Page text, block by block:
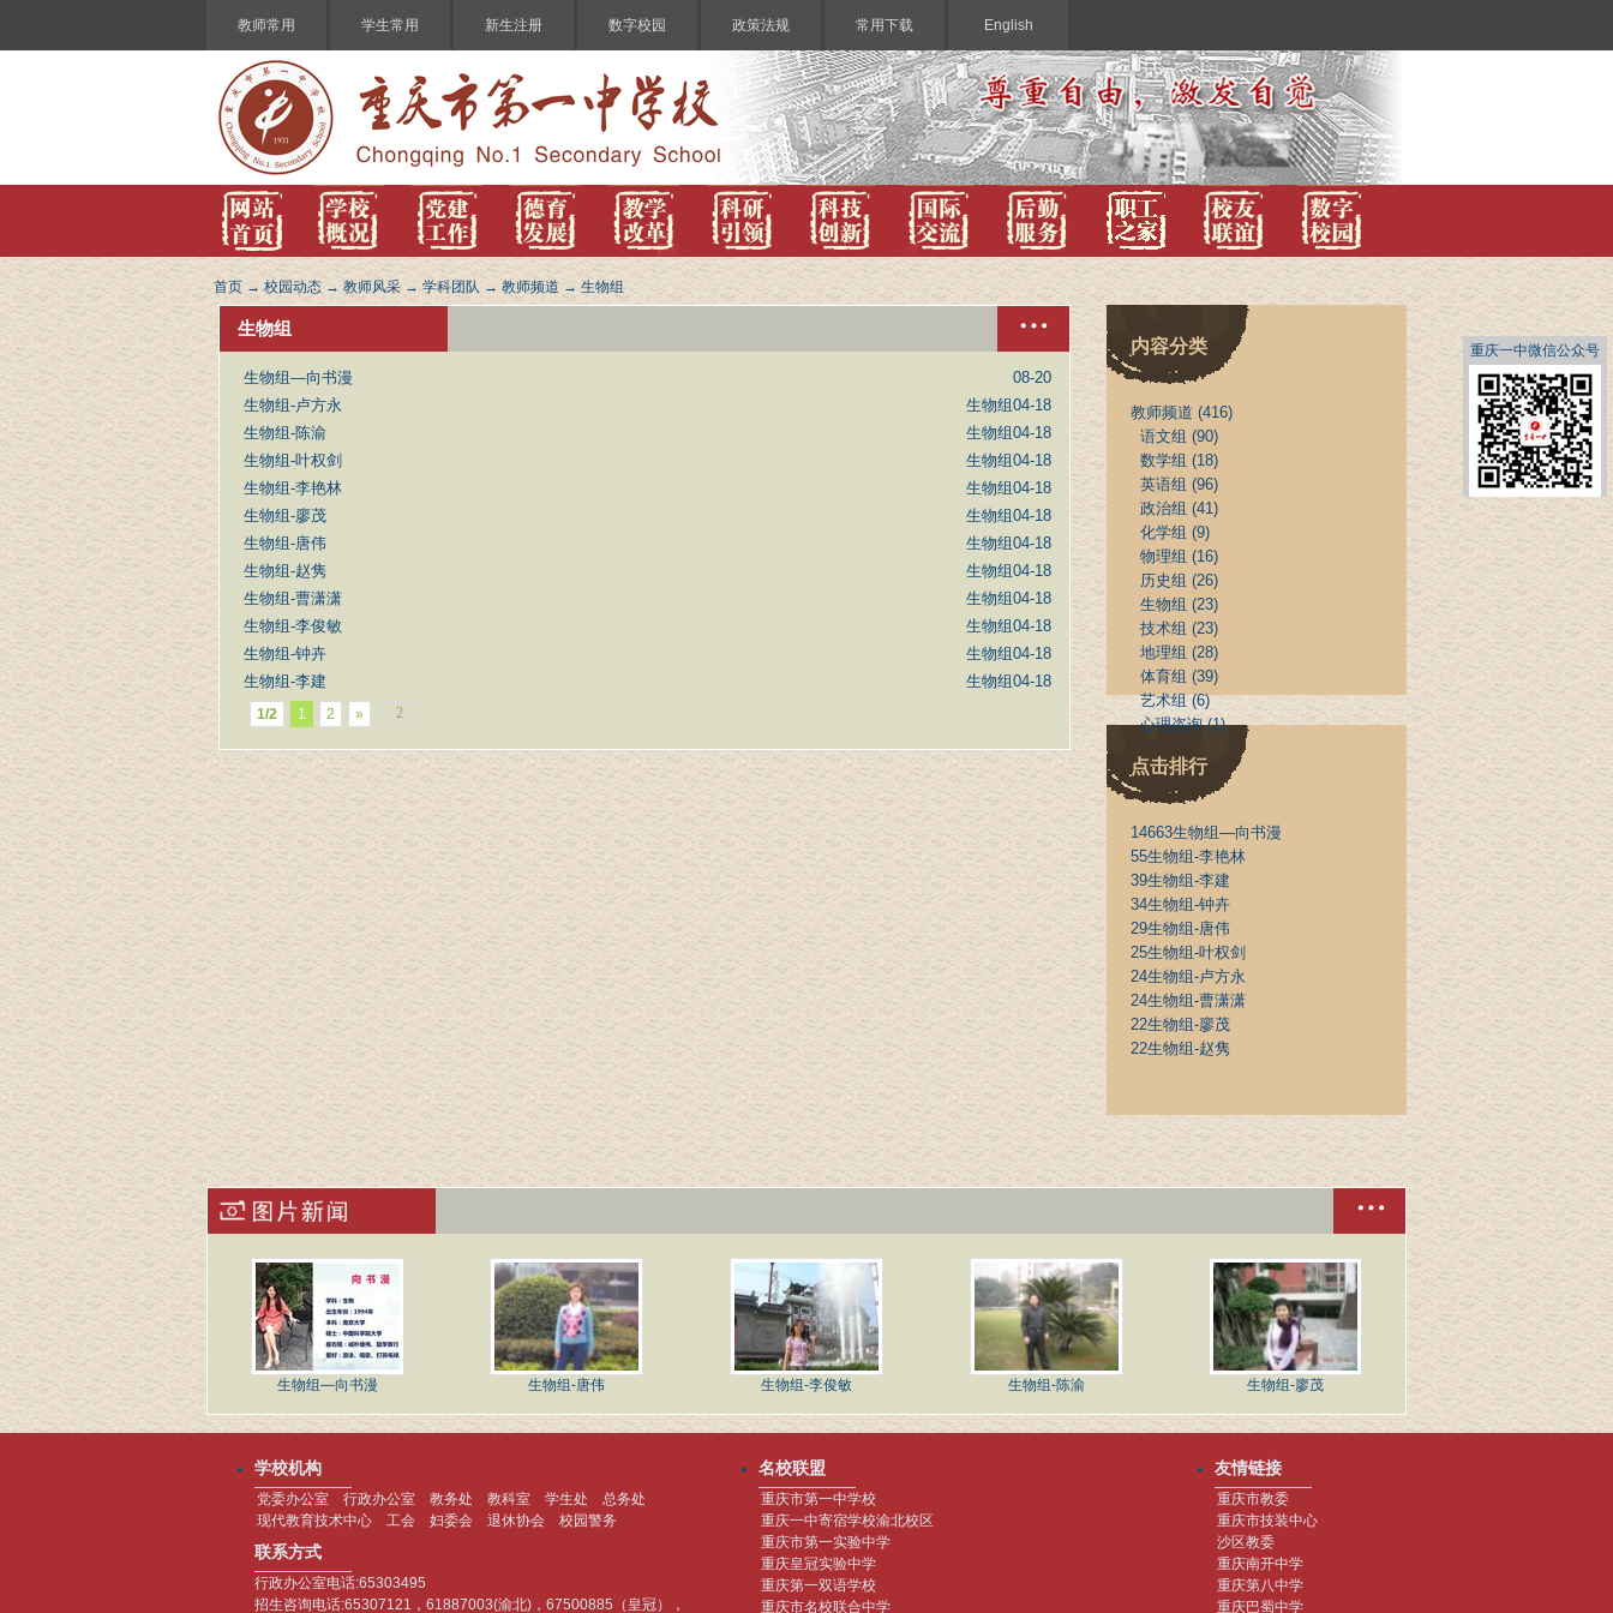
教师常用 学生常用 新生注册 数字校园 政策法规 常用下载 English
首页 →校园动态 → 教师风采 →学科团队 → 教师频道 →生物组
生物组
08-20
生物组—向书漫
生物组04-18
生物组-卢方永
生物组04-18
生物组-陈渝
生物组04-18
生物组-叶权剑
生物组04-18
生物组-李艳林
生物组04-18
生物组-廖茂
生物组04-18
生物组-唐伟
生物组04-18
生物组-赵隽
生物组04-18
生物组-曹潇潇
生物组04-18
生物组-李俊敏
生物组04-18
生物组-钟卉
生物组04-18
生物组-李建
1/2 1 2 »
内容分类
教师频道 (416)
语文组 (90)
数学组 (18)
英语组 (96)
政治组 (41)
化学组 (9)
物理组 (16)
历史组 (26)
生物组 (23)
技术组 (23)
地理组 (28)
体育组 (39)
艺术组 (6)
心理咨询 (1)
点击排行
14663生物组—向书漫
55生物组-李艳林
39生物组-李建
34生物组-钟卉
29生物组-唐伟
25生物组-叶权剑
24生物组-卢方永
24生物组-曹潇潇
22生物组-廖茂
22生物组-赵隽
生物组—向书漫 生物组-唐伟 生物组-李俊敏 生物组-陈渝 生物组-廖茂
学校机构
党委办公室 行政办公室 教务处 教科室 学生处
总务处
现代教育技术中心
工会 妇委会 退休协会 校园警务
联系方式
行政办公室电话:65303495
招生咨询电话:65307121，61887003(渝北)，67500885（皇冠），
名校联盟
重庆市第一中学校
重庆一中寄宿学校渝北校区
重庆市第一实验中学
重庆皇冠实验中学
重庆第一双语学校
重庆市名校联合中学
友情链接
重庆市教委
重庆市技装中心
沙区教委
重庆南开中学
重庆第八中学
重庆巴蜀中学
重庆一中微信公众号